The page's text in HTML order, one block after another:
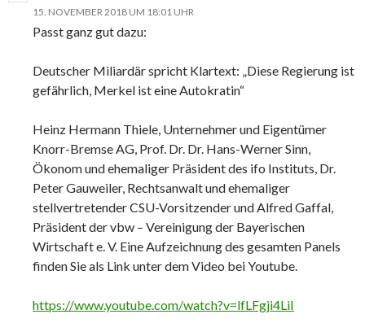
15. NOVEMBER 2018 UM 18:01 UHR
Passt ganz gut dazu:
Deutscher Miliardär spricht Klartext: „Diese Regierung ist
gefährlich, Merkel ist eine Autokratin“
Heinz Hermann Thiele, Unternehmer und Eigentümer
Knorr-Bremse AG, Prof. Dr. Dr. Hans-Werner Sinn,
Ökonom und ehemaliger Präsident des ifo Instituts, Dr.
Peter Gauweiler, Rechtsanwalt und ehemaliger
stellvertretender CSU-Vorsitzender und Alfred Gaffal,
Präsident der vbw – Vereinigung der Bayerischen
Wirtschaft e. V. Eine Aufzeichnung des gesamten Panels
finden Sie als Link unter dem Video bei Youtube.
https://www.youtube.com/watch?v=lfLFgji4LiI